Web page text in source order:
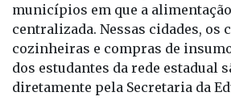
municípios em que a
centralizada. Nessas cidades, os
cozinheiras e compras de
dos estudantes da rede estadual
diretamente pela Secretaria da